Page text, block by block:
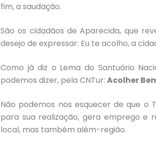
fim, a saudação.
São os cidadãos de Aparecida, que
desejo de expressar: Eu te acolho, a
Como já diz o Lema do Santuário
podemos dizer, pela CNTur: Acolher
Não podemos nos esquecer de que o
para sua realização, gera emprego e
local, mas também além-região.